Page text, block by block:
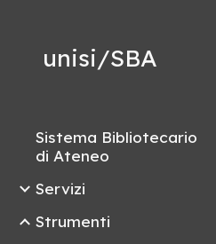
unisi/SBA
Sistema Bibliotecario
di Ateneo
Servizi
Strumenti